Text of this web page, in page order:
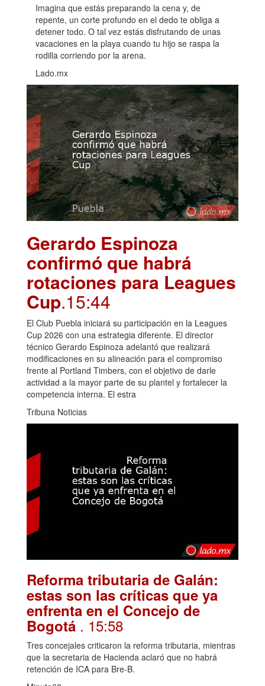
Imagina que estás preparando la cena y, de
repente, un corte profundo en el dedo te obliga a
detener todo. O tal vez estás disfrutando de unas
vacaciones en la playa cuando tu hijo se raspa la
rodilla corriendo por la arena.
Lado.mx
Gerardo Espinoza
confirmó que habrá
rotaciones para Leagues
Cup.15:44
El Club Puebla iniciará su participación en la Leagues
Cup 2026 con una estrategia diferente. El director
técnico Gerardo Espinoza adelantó que realizará
modificaciones en su alineación para el compromiso
frente al Portland Timbers, con el objetivo de darle
actividad a la mayor parte de su plantel y fortalecer la
competencia interna. El estra
Tribuna Noticias
Reforma tributaria de Galán:
estas son las críticas que ya
enfrenta en el Concejo de
Bogotá . 15:58
Tres concejales criticaron la reforma tributaria, mientras
que la secretaria de Hacienda aclaró que no habrá
retención de ICA para Bre-B.